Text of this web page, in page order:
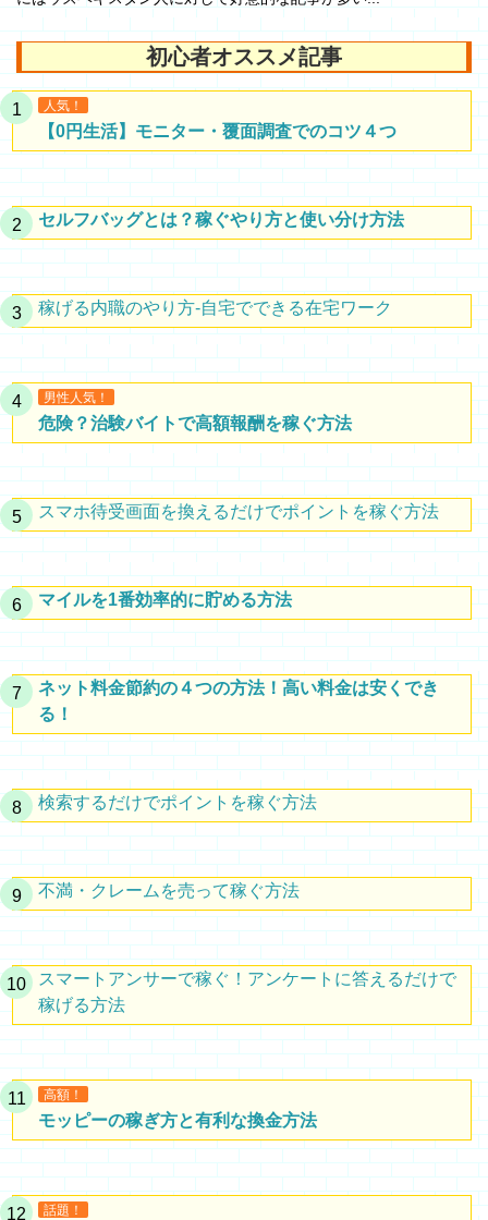
初心者オススメ記事
人気！
【0円生活】モニター・覆面調査でのコツ４つ
セルフバッグとは？稼ぐやり方と使い分け方法
稼げる内職のやり方-自宅でできる在宅ワーク
男性人気！
危険？治験バイトで高額報酬を稼ぐ方法
スマホ待受画面を換えるだけでポイントを稼ぐ方法
マイルを1番効率的に貯める方法
ネット料金節約の４つの方法！高い料金は安くでき
る！
検索するだけでポイントを稼ぐ方法
不満・クレームを売って稼ぐ方法
スマートアンサーで稼ぐ！アンケートに答えるだけで
稼げる方法
高額！
モッピーの稼ぎ方と有利な換金方法
話題！